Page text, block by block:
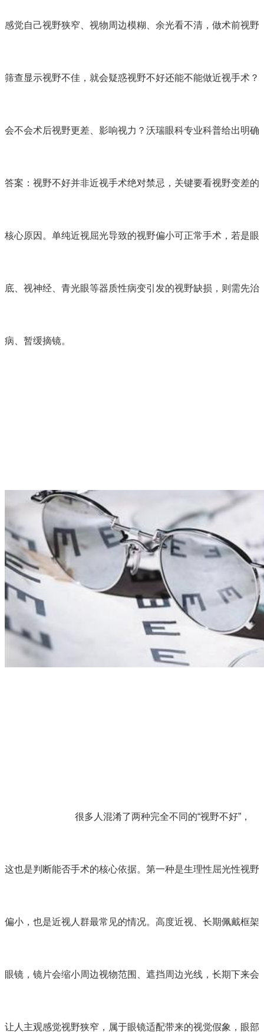
感觉自己视野狭窄、视物周边模糊、余光看不清，做术前视野
筛查显示视野不佳，就会疑惑视野不好还能不能做近视手术？
会不会术后视野更差、影响视力？沃瑞眼科专业科普给出明确
答案：视野不好并非近视手术绝对禁忌，关键要看视野变差的
核心原因。单纯近视屈光导致的视野偏小可正常手术，若是眼
底、视神经、青光眼等器质性病变引发的视野缺损，则需先治
病、暂缓摘镜。
很多人混淆了两种完全不同的“视野不好”，
这也是判断能否手术的核心依据。第一种是生理性屈光性视野
偏小，也是近视人群最常见的情况。高度近视、长期佩戴框架
眼镜，镜片会缩小周边视物范围、遮挡周边光线，长期下来会
让人主观感觉视野狭窄，属于眼镜适配带来的视觉假象，眼部